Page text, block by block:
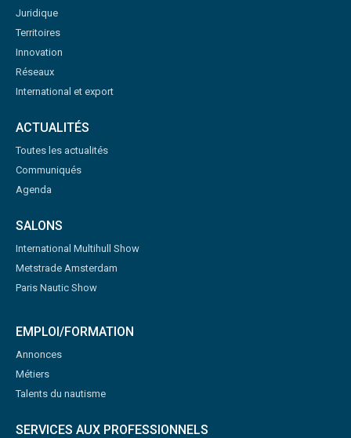
Juridique
Territoires
Innovation
Réseaux
International et export
ACTUALITÉS
Toutes les actualités
Communiqués
Agenda
SALONS
International Multihull Show
Metstrade Amsterdam
Paris Nautic Show
EMPLOI/FORMATION
Annonces
Métiers
Talents du nautisme
SERVICES AUX PROFESSIONNELS